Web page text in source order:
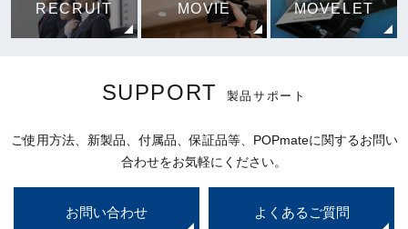
RECRUIT MOVIE MOVELET
SUPPORT 製品サポート
ご使用方法、新製品、付属品、保証品等、POPmateに関するお問い
合わせをお気軽にください。
お問い合わせ よくあるご質問